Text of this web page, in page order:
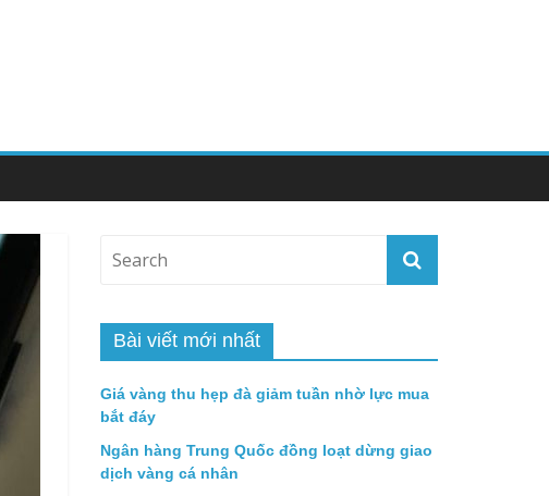
Bài viết mới nhất
Giá vàng thu hẹp đà giảm tuần nhờ lực mua
bắt đáy
Ngân hàng Trung Quốc đồng loạt dừng giao
dịch vàng cá nhân